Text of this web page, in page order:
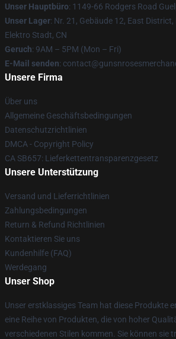
Unser Hauptbüro: 1149-66 Rodgers Road
Unser Lager: Nr. 21, Gebäude 12, East
Elektro Stadt, CN
Geruch: 9AM – 5PM (Mon – Fri)
E-Mail senden:
Unsere Firma
Über uns
Allgemeine Geschäftsbedingungen
Datenschutzrichtlinien
DMCA - Copyright Policy
CA SB657: Lieferkettentransparenzgesetz
Unsere Unterstützung
Versand und Lieferrichtlinien
Zahlungsbedingungen
Return & Refund Richtlinien
Kontaktieren Sie uns
Kundenhilfe (FAQ)
Werdegang
Unser Shop
Unser erstklassiges Team hat diese Produkte
eine Reihe von Produkten, die von hoher
verschiedenen Stilen kommen. Sie können sie